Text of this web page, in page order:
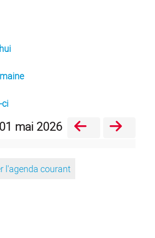
ci
mai 2026
l'agenda courant